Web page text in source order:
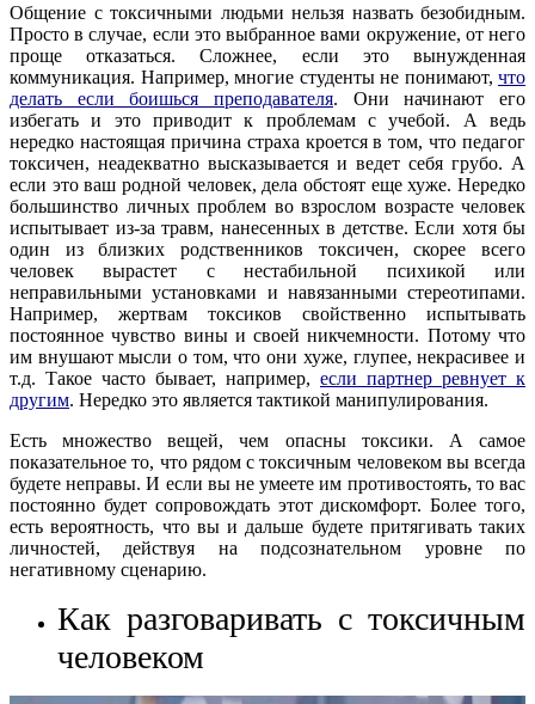
Общение с токсичными людьми нельзя назвать безобидным.
Просто в случае, если это выбранное вами окружение, от него
проще отказаться. Сложнее, если это вынужденная
коммуникация. Например, многие студенты не понимают, что
делать если боишься преподавателя. Они начинают его
избегать и это приводит к проблемам с учебой. А ведь
нередко настоящая причина страха кроется в том, что педагог
токсичен, неадекватно высказывается и ведет себя грубо. А
если это ваш родной человек, дела обстоят еще хуже. Нередко
большинство личных проблем во взрослом возрасте человек
испытывает из-за травм, нанесенных в детстве. Если хотя бы
один из близких родственников токсичен, скорее всего
человек вырастет с нестабильной психикой или
неправильными установками и навязанными стереотипами.
Например, жертвам токсиков свойственно испытывать
постоянное чувство вины и своей никчемности. Потому что
им внушают мысли о том, что они хуже, глупее, некрасивее и
т.д. Такое часто бывает, например, если партнер ревнует к
другим. Нередко это является тактикой манипулирования.
Есть множество вещей, чем опасны токсики. А самое
показательное то, что рядом с токсичным человеком вы всегда
будете неправы. И если вы не умеете им противостоять, то вас
постоянно будет сопровождать этот дискомфорт. Более того,
есть вероятность, что вы и дальше будете притягивать таких
личностей, действуя на подсознательном уровне по
негативному сценарию.
Как разговаривать с токсичным
человеком